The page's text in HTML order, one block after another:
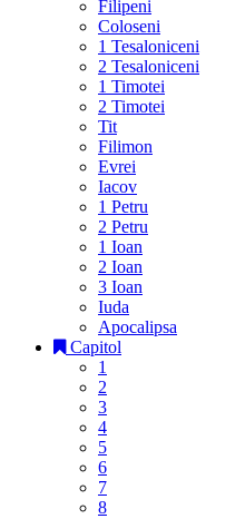
Filipeni
Coloseni
1 Tesaloniceni
2 Tesaloniceni
1 Timotei
2 Timotei
Tit
Filimon
Evrei
Iacov
1 Petru
2 Petru
1 Ioan
2 Ioan
3 Ioan
Iuda
Apocalipsa
Capitol
1
2
3
4
5
6
7
8